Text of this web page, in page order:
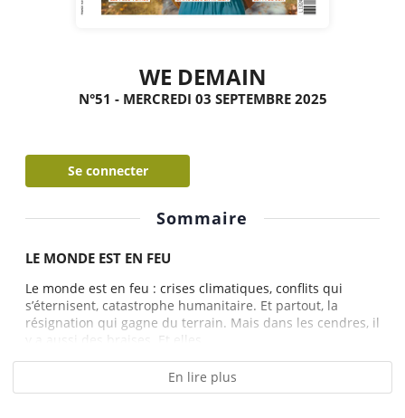
WE DEMAIN
N°51 - MERCREDI 03 SEPTEMBRE 2025
Se connecter
Sommaire
LE MONDE EST EN FEU
Le monde est en feu : crises climatiques, conflits qui
s’éternisent, catastrophe humanitaire. Et partout, la
résignation qui gagne du terrain. Mais dans les cendres, il
y a aussi des braises. Et elles...
En lire plus